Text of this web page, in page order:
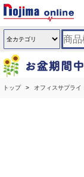
トップ オフィスサプライ